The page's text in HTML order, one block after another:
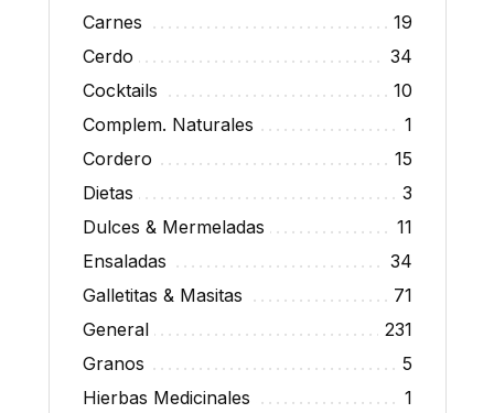
Carnes
19
Cerdo
34
Cocktails
10
Complem. Naturales
1
Cordero
15
Dietas
3
Dulces & Mermeladas
11
Ensaladas
34
Galletitas & Masitas
71
General
231
Granos
5
Hierbas Medicinales
1